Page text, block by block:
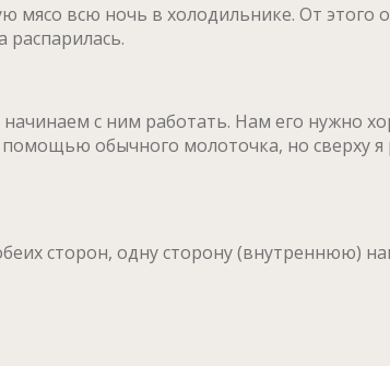
всю ночь в холодильнике. От этого
с ним работать. Нам его нужно
обычного молоточка, но сверху
сторон, одну сторону (внутреннюю)